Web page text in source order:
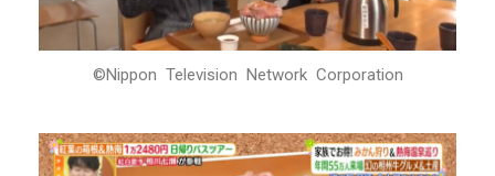
©Nippon Television Network Corporation